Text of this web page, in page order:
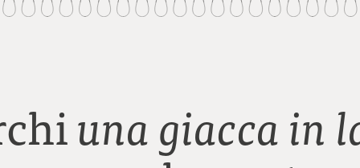
una giacca in